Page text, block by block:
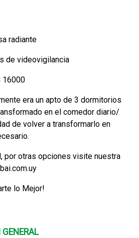
radiante
de videovigilancia
16000
era un apto de 3 dormitorios
en el comedor diario/
de volver a transformarlo en
por otras opciones visite nuestra
lo Mejor!
GENERAL